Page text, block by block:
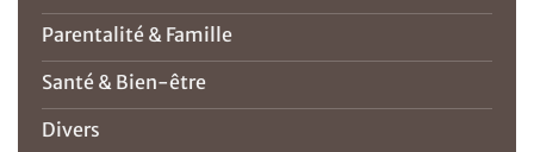
Parentalité & Famille
Santé & Bien-être
Divers